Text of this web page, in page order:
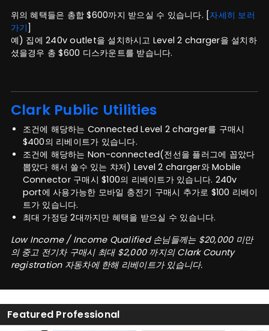
위의 혜택들은 총합 $600까지 받으실 수 있습니다. [자세히 보러
가기 ]
예) 집에 240v outlet을 설치하시고 Level 2 charger을 설치하
셨을경우 총 $600 디스카운트를 받습니다.
Clark Public Utilities
조건에 해당하는 Connected Level 2 charger를 구매시
$400의 리베이트가 있습니다.
조건에 해당하는 Non-connected(전선을 플러그에 꼽았다
뽑았다 해서 쓸수 있는 챠저) Level 2 charger와 Mobile
Connector 구매시 $100의 리베이트가 있습니다. 240v
port에 사용가능한 모바일 충전기 구매시 추가로 $100 리베이
트가 있습니다.
최대 가정당 2대까지만 혜택을 받으실 수 있습니다.
Low Income / Income Qualified 손님들께는 $20,000 미만
의 중고 전기차 구매시 최대 $2,000 까지의 Clark County
registration 자동차에 한해 리베이트가 있습니다.
Featured Professional